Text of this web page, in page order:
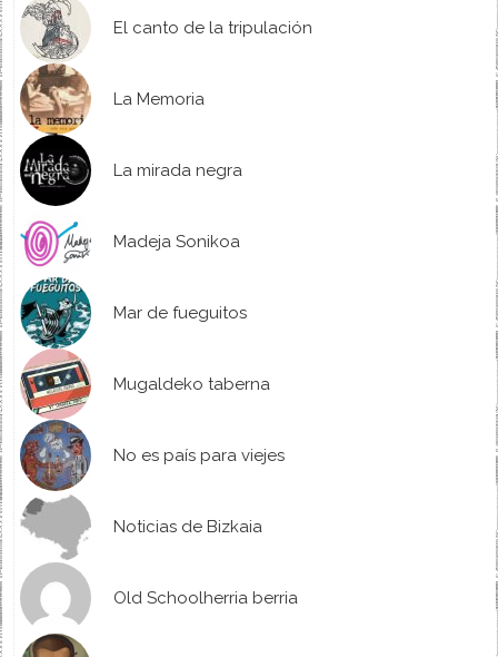
El canto de la tripulación
La Memoria
La mirada negra
Madeja Sonikoa
Mar de fueguitos
Mugaldeko taberna
No es país para viejes
Noticias de Bizkaia
Old Schoolherria berria